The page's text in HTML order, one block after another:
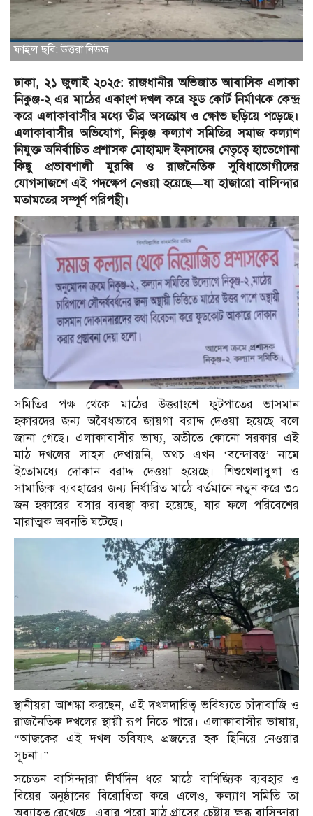
ফাইল ছবি: উত্তরা নিউজ
ঢাকা, ২১ জুলাই ২০২৫: রাজধানীর অভিজাত আবাসিক এলাকা
নিকুঞ্জ-২ এর মাঠের একাংশ দখল করে ফুড কোর্ট নির্মাণকে কেন্দ্র
করে এলাকাবাসীর মধ্যে তীব্র অসন্তোষ ও ক্ষোভ ছড়িয়ে পড়েছে।
এলাকাবাসীর অভিযোগ, নিকুঞ্জ কল্যাণ সমিতির সমাজ কল্যাণ
নিযুক্ত অনির্বাচিত প্রশাসক মোহাম্মদ ইনসানের নেতৃত্বে হাতেগোনা
কিছু প্রভাবশালী মুরব্বি ও রাজনৈতিক সুবিধাভোগীদের
যোগসাজশে এই পদক্ষেপ নেওয়া হয়েছে—যা হাজারো বাসিন্দার
মতামতের সম্পূর্ণ পরিপন্থী।
সমিতির পক্ষ থেকে মাঠের উত্তরাংশে ফুটপাতের ভাসমান
হকারদের জন্য অবৈধভাবে জায়গা বরাদ্দ দেওয়া হয়েছে বলে
জানা গেছে। এলাকাবাসীর ভাষ্য, অতীতে কোনো সরকার এই
মাঠ দখলের সাহস দেখায়নি, অথচ এখন ‘বন্দোবস্ত’ নামে
ইতোমধ্যে দোকান বরাদ্দ দেওয়া হয়েছে। শিশুখেলাধুলা ও
সামাজিক ব্যবহারের জন্য নির্ধারিত মাঠে বর্তমানে নতুন করে ৩০
জন হকারের বসার ব্যবস্থা করা হয়েছে, যার ফলে পরিবেশের
মারাত্মক অবনতি ঘটেছে।
স্থানীয়রা আশঙ্কা করছেন, এই দখলদারিত্ব ভবিষ্যতে চাঁদাবাজি ও
রাজনৈতিক দখলের স্থায়ী রূপ নিতে পারে। এলাকাবাসীর ভাষায়,
“আজকের এই দখল ভবিষ্যৎ প্রজন্মের হক ছিনিয়ে নেওয়ার
সূচনা।”
সচেতন বাসিন্দারা দীর্ঘদিন ধরে মাঠে বাণিজ্যিক ব্যবহার ও
বিয়ের অনুষ্ঠানের বিরোধিতা করে এলেও, কল্যাণ সমিতি তা
অব্যাহত রেখেছে। এবার পুরো মাঠ গ্রাসের চেষ্টায় ক্ষুব্ধ বাসিন্দারা